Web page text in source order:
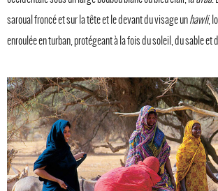
saroual froncé et sur la tête et le devant du visage unhawli,
enroulée en turban, protégeant à la fois du soleil, du sable et